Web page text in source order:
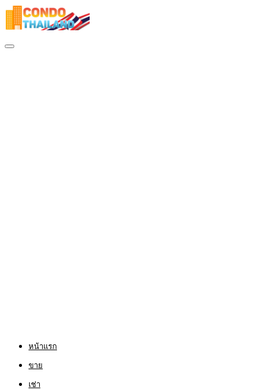
หน้าแรก
ขาย
เช่า